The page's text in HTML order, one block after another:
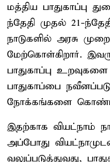
மத்திய பாதுகாப்பு
ந்தேதி முதல் 21-
நாடுகளில் அரசு
மேற்கொள்கிறார்.
பாதுகாப்பு
பாதுகாப்பை
நோக்கங்களை
இதற்காக வியட்நாம்
அப்போது
வலுப்படுத்துவது,